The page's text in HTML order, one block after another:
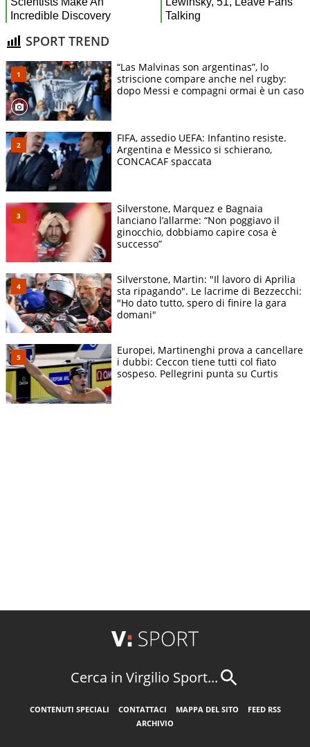
SPORT TREND
“Las Malvinas son argentinas”, lo
striscione compare anche nel rugby:
dopo Messi e compagni ormai è un caso
FIFA, assedio UEFA: Infantino resiste.
Argentina e Messico si schierano,
CONCACAF spaccata
Silverstone, Marquez e Bagnaia
lanciano l’allarme: “Non poggiavo il
ginocchio, dobbiamo capire cosa è
successo”
Silverstone, Martin: "Il lavoro di Aprilia
sta ripagando". Le lacrime di Bezzecchi:
"Ho dato tutto, spero di finire la gara
domani"
Europei, Martinenghi prova a cancellare
i dubbi: Ceccon tiene tutti col fiato
sospeso. Pellegrini punta su Curtis
Cerca in Virgilio Sport...
CONTENUTI SPECIALI CONTATTACI MAPPA DEL SITO
FEED RSS
ARCHIVIO